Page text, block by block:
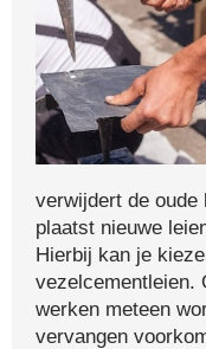
verwijdert de oude
plaatst nieuwe
Hierbij kan je
vezelcementleien.
werken meteen
vervangen